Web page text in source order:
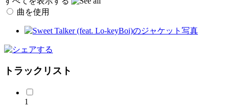
曲を使用
トラックリスト
1